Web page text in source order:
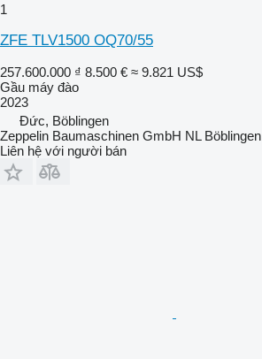
1
ZFE TLV1500 OQ70/55
257.600.000 ₫ 8.500 € ≈ 9.821 US$
Gầu máy đào
2023
Đức, Böblingen
Zeppelin Baumaschinen GmbH NL Böblingen
Liên hệ với người bán